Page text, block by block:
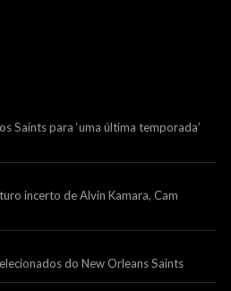
Saints para ‘uma última temporada’
incerto de Alvin Kamara, Cam
do New Orleans Saints